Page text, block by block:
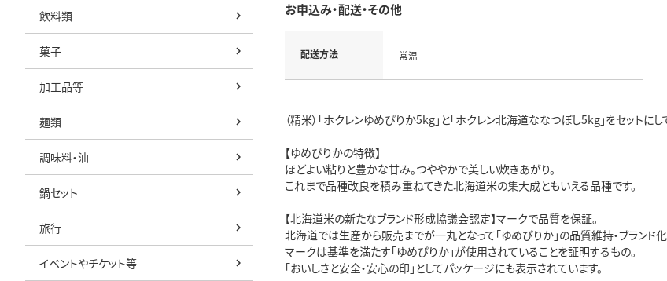
飲料類
菓子
加工品等
麺類
調味料・油
鍋セット
旅行
イベントやチケット等
お申込み・配送・その他
配送方法 常温
（精米）「ホクレンゆめぴりか5kg」と「ホクレン北海道ななつぼし5kg」をセットに
【ゆめぴりかの特徴】
ほどよい粘りと豊かな甘み。つややかで美しい炊きあがり。
これまで品種改良を積み重ねてきた北海道米の集大成ともいえる品種です。
【北海道米の新たなブランド形成協議会認定】マークで品質を保証。
北海道では生産から販売までが一丸となって「ゆめぴりか」の品質維持・ブランド化
マークは基準を満たす「ゆめぴりか」が使用されていることを証明するもの。
「おいしさと安全・安心の印」としてパッケージにも表示されています。